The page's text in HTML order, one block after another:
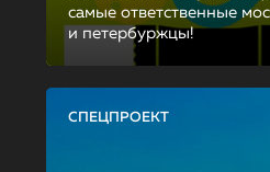
самые ответственные
и петербуржцы!
СПЕЦПРОЕКТ